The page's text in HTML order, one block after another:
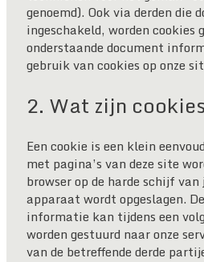
genoemd). Ook via derden die
ingeschakeld, worden
onderstaande document
gebruik van cookies op onze
2. Wat zijn
Een cookie is een klein
met pagina’s van deze site
browser op de harde schijf
apparaat wordt opgeslagen.
informatie kan tijdens een
worden gestuurd naar onze
van de betreffende derde